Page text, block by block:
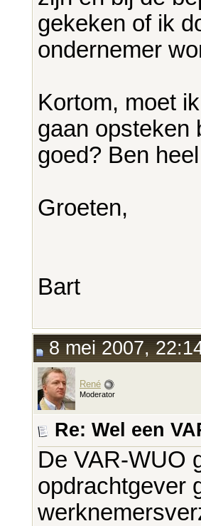
gekeken of ik
ondernemer
Kortom, moet
gaan opsteken
goed? Ben
Groeten,
Bart
8 mei 2007,
René
Moderator
Re: Wel een
De VAR-WUO
opdrachtgever